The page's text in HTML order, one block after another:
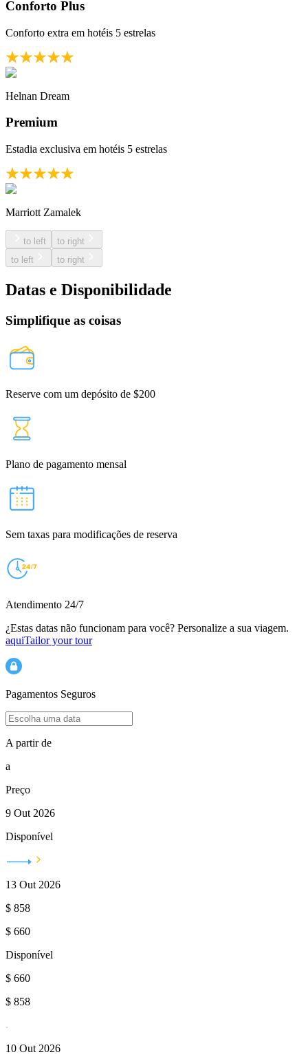
Conforto Plus
Conforto extra em hotéis 5 estrelas
Helnan Dream
Premium
Estadia exclusiva em hotéis 5 estrelas
Marriott Zamalek
to left
to right
to left
to right
Datas e Disponibilidade
Simplifique as coisas
Reserve com um depósito de $200
Plano de pagamento mensal
Sem taxas para modificações de reserva
Atendimento 24/7
¿Estas datas não funcionam para você? Personalize a sua viagem.
aquiTailor your tour
Pagamentos Seguros
A partir de
a
Preço
9 Out 2026
Disponível
13 Out 2026
$ 858
$ 660
Disponível
$ 660
$ 858
10 Out 2026